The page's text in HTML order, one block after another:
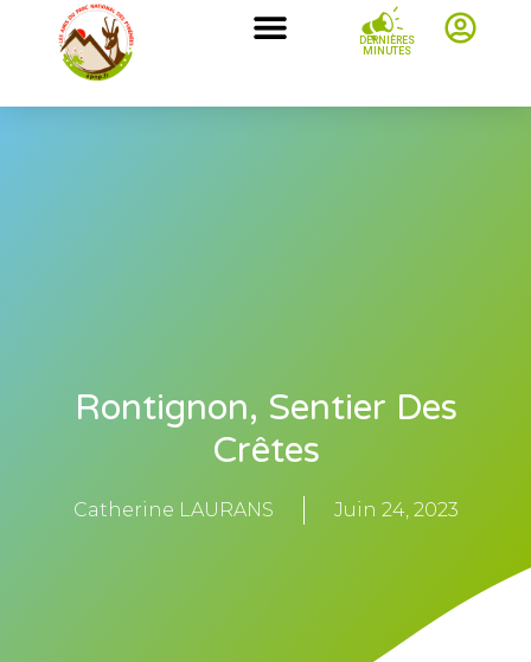
DERNIÈRES
MINUTES
Rontignon, Sentier Des
Crêtes
Catherine LAURANS Juin 24, 2023